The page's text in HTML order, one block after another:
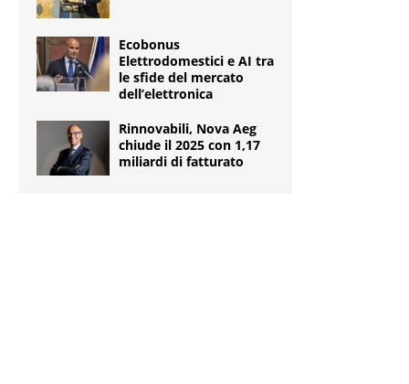
Ecobonus
Elettrodomestici e AI tra
le sfide del mercato
dell’elettronica
Rinnovabili, Nova Aeg
chiude il 2025 con 1,17
miliardi di fatturato